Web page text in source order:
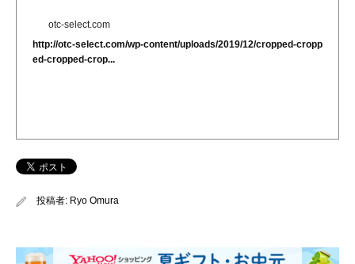
otc-select.com
http://otc-select.com/wp-content/uploads/2019/12/cropped-cropp
ed-cropped-crop...
投稿者: Ryo Omura